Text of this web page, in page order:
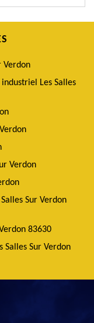
Verdon
Les Salles
Verdon
Sur Verdon
83630
Salles Sur Verdon